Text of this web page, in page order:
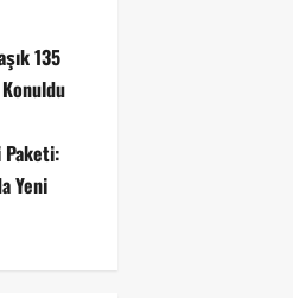
135
Paketi:
Yeni